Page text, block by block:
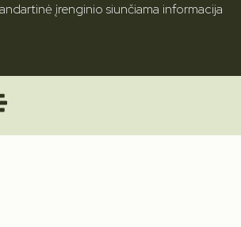
įrenginio siunčiama informacija